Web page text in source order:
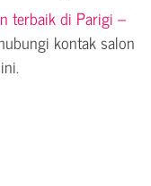
terbaik di Parigi –
kontak salon